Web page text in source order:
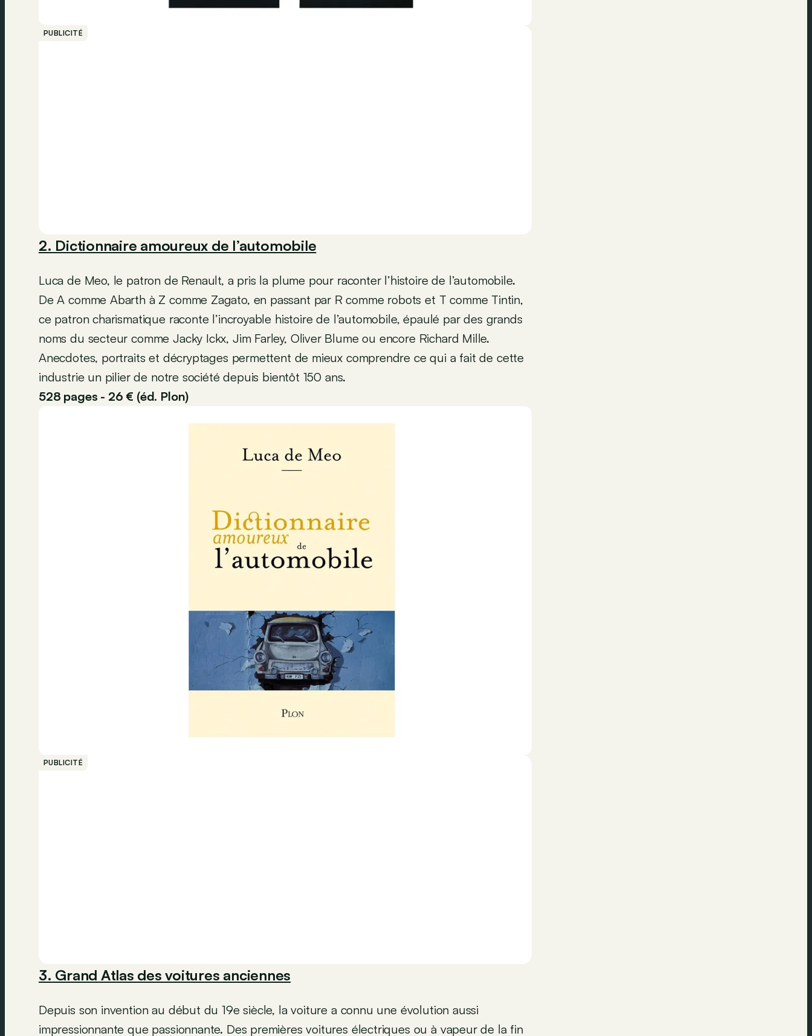
PUBLICITÉ
2. Dictionnaire amoureux de l’automobile
Luca de Meo, le patron de Renault, a pris la plume pour raconter l’histoire de l’automobile.
De A comme Abarth à Z comme Zagato, en passant par R comme robots et T comme Tintin,
ce patron charismatique raconte l’incroyable histoire de l’automobile, épaulé par des grands
noms du secteur comme Jacky Ickx, Jim Farley, Oliver Blume ou encore Richard Mille.
Anecdotes, portraits et décryptages permettent de mieux comprendre ce qui a fait de cette
industrie un pilier de notre société depuis bientôt 150 ans.
528 pages - 26 € (éd. Plon)
PUBLICITÉ
3. Grand Atlas des voitures anciennes
Depuis son invention au début du 19e siècle, la voiture a connu une évolution aussi
impressionnante que passionnante. Des premières voitures électriques ou à vapeur de la fin